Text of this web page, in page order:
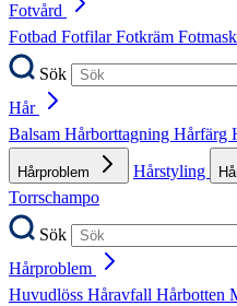
Fotvård
Fotbad FotfilarFotkräm Fotmask
Sök
Hår
Balsam Hårborttagning Hårfärg
Hårproblem Hårstyling
Torrschampo
Sök
Hårproblem
Huvudlöss Håravfall Hårbotten